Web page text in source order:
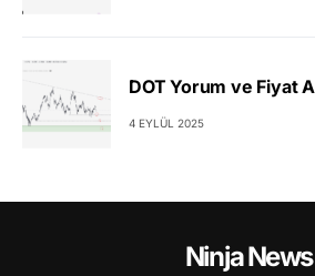
DOT Yorum ve Fiyat
4 EYLÜL 2025
Ninja News